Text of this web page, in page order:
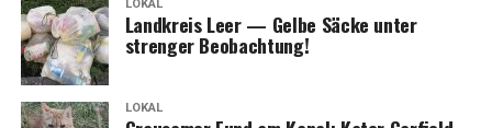
LOKAL
Land­kreis Leer — Gel­be Säcke unter
stren­ger Beobachtung!
LOKAL